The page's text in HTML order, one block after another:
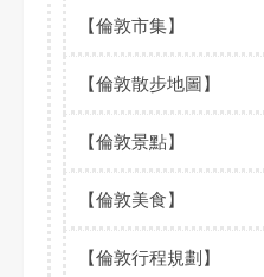
【倫敦市集】
【倫敦散步地圖】
【倫敦景點】
【倫敦美食】
【倫敦行程規劃】